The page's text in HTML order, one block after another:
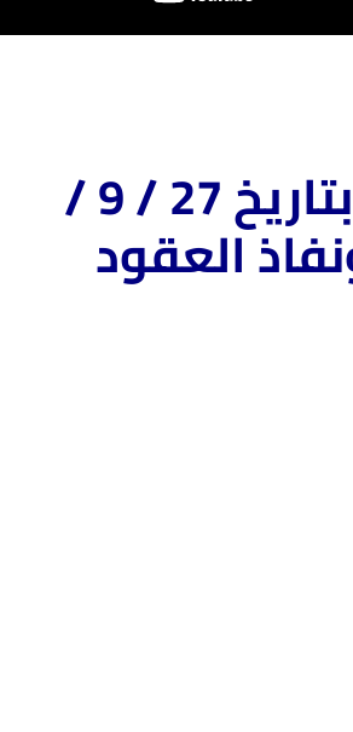
منشور فني شهر عقارى رقم 15 بتاريخ 27 / 9 /
العقود